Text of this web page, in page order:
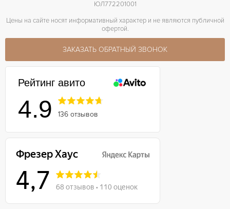
ЮЛ772201001
Цены на сайте носят информативный характер и не являются публичной
офертой.
ЗАКАЗАТЬ ОБРАТНЫЙ ЗВОНОК
Рейтинг авито
4.9 136 отзывов